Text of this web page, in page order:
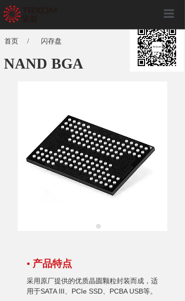
联系我们
闪存盘
首页 /
• 产品特点
采用原厂提供的优质晶圆颗粒封装而成，适
用于SATA III、PCIe SSD 、PCBA USB等。
NAND BGA